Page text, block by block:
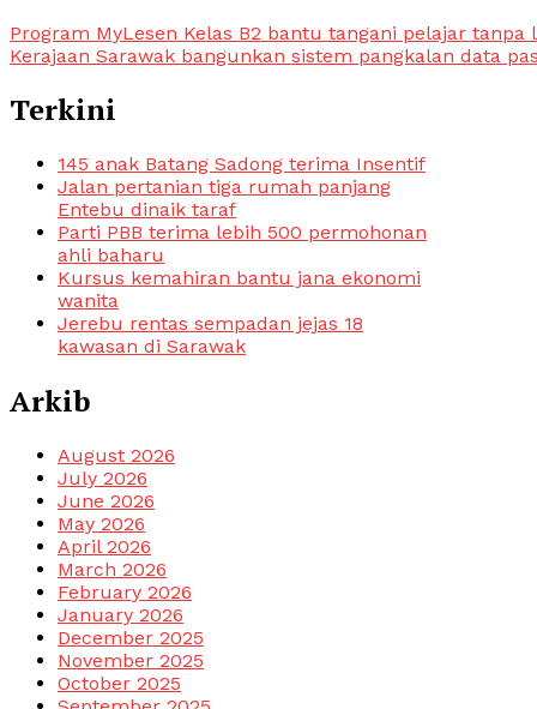
Program MyLesen Kelas B2 bantu tangani pelajar tanpa
Kerajaan Sarawak bangunkan sistem pangkalan data
Terkini
145 anak Batang Sadong terima Insentif
Jalan pertanian tiga rumah panjang
Entebu dinaik taraf
Parti PBB terima lebih 500 permohonan
ahli baharu
Kursus kemahiran bantu jana ekonomi
wanita
Jerebu rentas sempadan jejas 18
kawasan di Sarawak
Arkib
August 2026
July 2026
June 2026
May 2026
April 2026
March 2026
February 2026
January 2026
December 2025
November 2025
October 2025